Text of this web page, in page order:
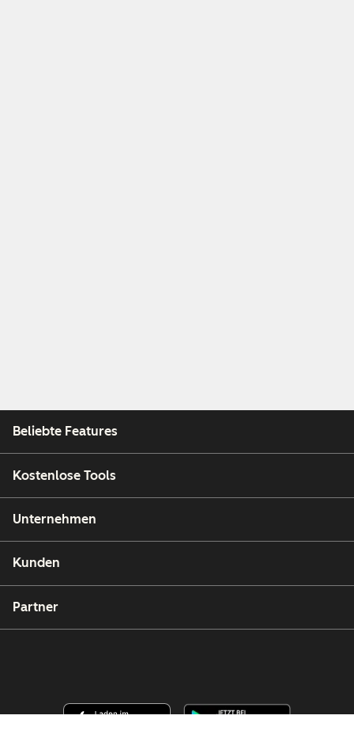
Beliebte Features
Kostenlose Tools
Unternehmen
Kunden
Partner